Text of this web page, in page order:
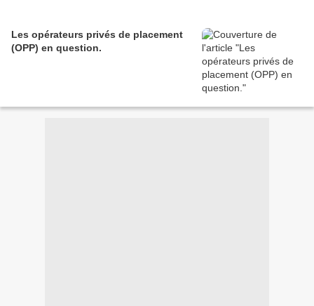
Les opérateurs privés de placement
(OPP) en question.